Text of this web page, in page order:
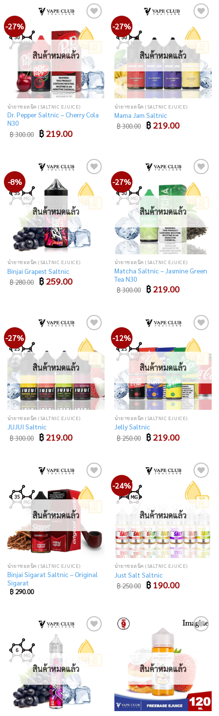
-27%
to
wishlist
สินค้าหมดแล้ว
น้ำยาซอลนิค (SALTNIC EJUICE)
Dr. Pepper Saltnic – Cherry Cola
N30
฿300.00 Original
price
฿219.00Current
price
-27%
to
wishlist
สินค้าหมดแล้ว
น้ำยาซอลนิค (SALTNIC EJUICE)
Mama Jam Saltnic
฿300.00 Original
price
฿219.00Current
price
-8%
to
wishlist
สินค้าหมดแล้ว
น้ำยาซอลนิค (SALTNIC EJUICE)
Binjai Grapest Saltnic
฿280.00 Original
price
฿259.00Current
price
-27%
to
wishlist
สินค้าหมดแล้ว
น้ำยาซอลนิค (SALTNIC EJUICE)
Matcha Saltnic – Jasmine Green
Tea N30
฿300.00 Original
price
฿219.00Current
price
-27%
to
wishlist
สินค้าหมดแล้ว
น้ำยาซอลนิค (SALTNIC EJUICE)
JUJUI Saltnic
฿300.00 Original
price
฿219.00Current
price
-12%
to
wishlist
สินค้าหมดแล้ว
น้ำยาซอลนิค (SALTNIC EJUICE)
Jelly Saltnic
฿250.00 Original
price
฿219.00Current
price
to
wishlist
สินค้าหมดแล้ว
น้ำยาซอลนิค (SALTNIC EJUICE)
Binjai Sigarat Saltnic – Original
Sigarat
฿290.00
-24%
Add
to
wishlist
สินค้าหมดแล้ว
น้ำยาซอลนิค (SALTNIC EJUICE)
Just Salt Saltnic
฿250.00 Original
price
฿ 190.00Current
price
to
wishlist
สินค้าหมดแล้ว สินค้าหมดแล้ว